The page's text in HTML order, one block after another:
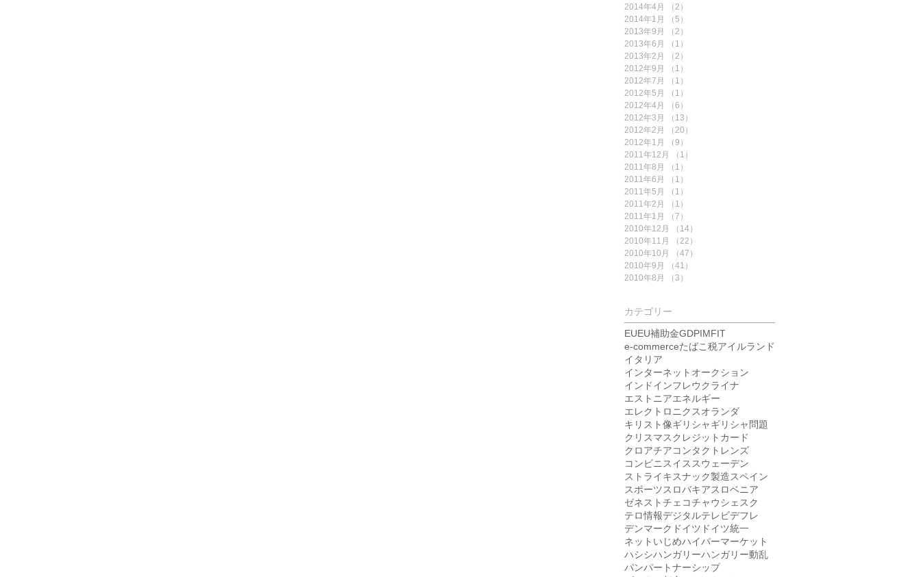
2014年4月
（2）
2014年1月
（5）
2013年9月
（2）
2013年6月
（1）
2013年2月
（2）
2012年9月
（1）
2012年7月
（1）
2012年5月
（1）
2012年4月
（6）
2012年3月
（13）
2012年2月
（20）
2012年1月
（9）
2011年12月
（1）
2011年8月
（1）
2011年6月
（1）
2011年5月
（1）
2011年2月
（1）
2011年1月
（7）
2010年12月
（14）
2010年11月
（22）
2010年10月
（47）
2010年9月
（41）
2010年8月
（3）
カテゴリー
EUEU補助金GDPIMFIT
e-commerceたばこ税アイルランド
イタリア
インターネットオークション
インドインフレウクライナ
エストニアエネルギー
エレクトロニクスオランダ
キリスト像ギリシャギリシャ問題
クリスマスクレジットカード
クロアチアコンタクトレンズ
コンビニ スイス スウェーデン
ストライキ スナック製造スペイン
スポーツスロバキアスロベニア
ゼネストチェコチャウシェスク
テロ情報デジタルテレビデフレ
デンマーク ドイツ ドイツ統一
ネットいじめハイパーマーケット
ハシシハンガリーハンガリー動乱
パンパートナーシップ